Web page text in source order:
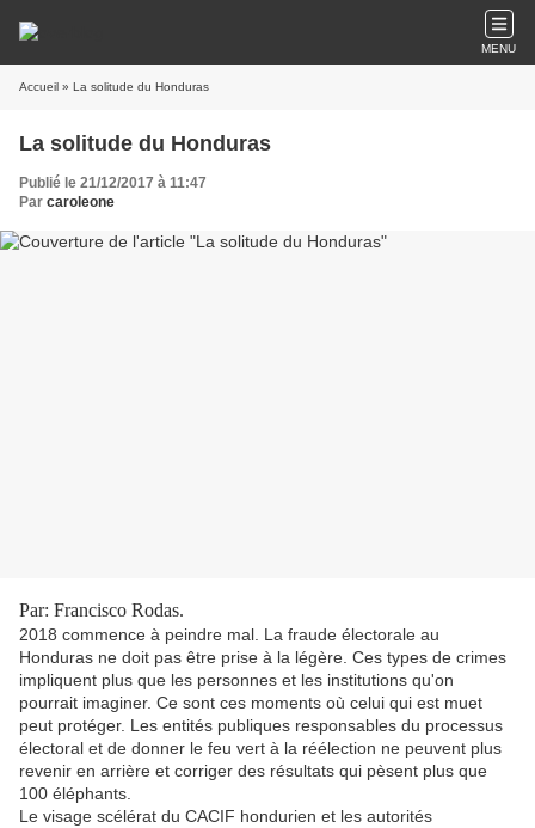
MENU
Accueil » La solitude du Honduras
La solitude du Honduras
Publié le 21/12/2017 à 11:47
Par caroleone
Par: Francisco Rodas.
2018 commence à peindre mal. La fraude électorale au
Honduras ne doit pas être prise à la légère. Ces types de crimes
impliquent plus que les personnes et les institutions qu'on
pourrait imaginer. Ce sont ces moments où celui qui est muet
peut protéger. Les entités publiques responsables du processus
électoral et de donner le feu vert à la réélection ne peuvent plus
revenir en arrière et corriger des résultats qui pèsent plus que
100 éléphants.
Le visage scélérat du CACIF hondurien et les autorités